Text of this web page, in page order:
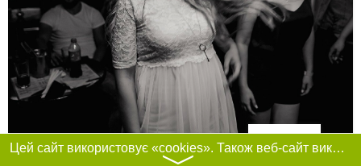
Фільтри
Цей сайт використовує «cookies». Також веб-сайт використовує інтернет-сервіс для збору технічних даних стосовно відвідувачів з метою отримання маркетингової та статистичної інформації. Умови обробки даних відвідувачів сайту див.
〉